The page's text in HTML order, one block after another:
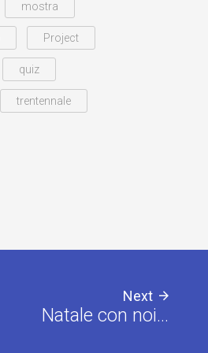
Next
Natale con noi…
mostra
Project
quiz
trentennale